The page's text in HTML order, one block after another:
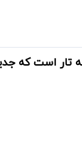
تار است که